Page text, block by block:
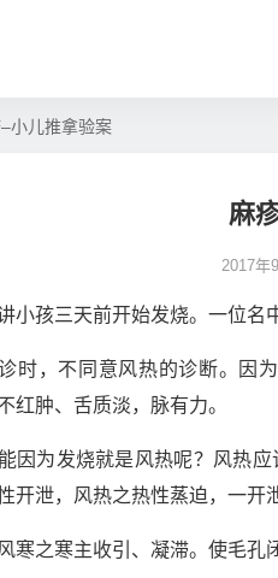
小儿推拿验案
麻
2017年
小孩三天前开始发烧。一位名
时，不同意风热的诊断。因
红肿、舌质淡，脉有力。
因为发烧就是风热呢？风热
开泄，风热之热性蒸迫，一开
寒之寒主收引、凝滞。使毛孔